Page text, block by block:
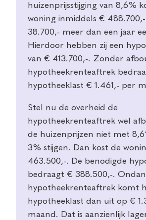
huizenprijsstijging van 8,6%
woning inmiddels €
38.700,- meer dan een jaar
Hierdoor hebben zij een
van € 413.700,-. Zonder
hypotheekrenteaftrek
hypotheeklast € 1.461,- per
Stel nu de overheid de
hypotheekrenteaftrek wel
de huizenprijzen niet met
3% stijgen. Dan kost de
463.500,-. De benodigde
bedraagt € 388.500,-.
hypotheekrenteaftrek komt
hypotheeklast dan uit op €
maand. Dat is aanzienlijk